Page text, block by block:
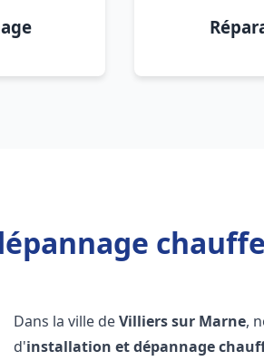
Dans la ville deVilliers sur Marne,
d'installation et dépannage